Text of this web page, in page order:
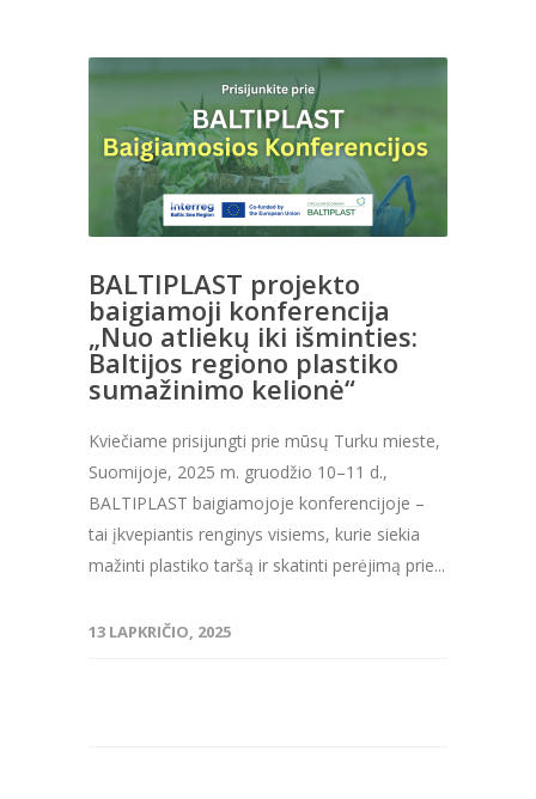
BALTIPLAST projekto
baigiamoji konferencija
„Nuo atliekų iki išminties:
Baltijos regiono plastiko
sumažinimo kelionė“
Kviečiame prisijungti prie mūsų Turku mieste,
Suomijoje, 2025 m. gruodžio 10–11 d.,
BALTIPLAST baigiamojoje konferencijoje –
tai įkvepiantis renginys visiems, kurie siekia
mažinti plastiko taršą ir skatinti perėjimą prie...
13 LAPKRIČIO, 2025